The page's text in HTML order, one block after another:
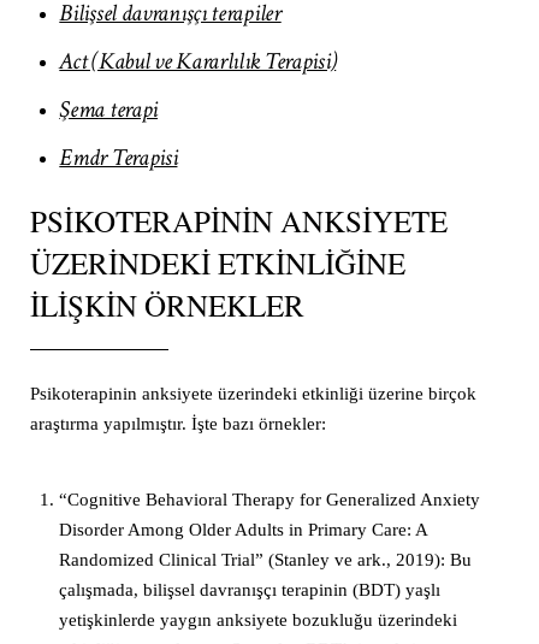
Bilişsel davranışçı terapiler
Act (Kabul ve Kararlılık Terapisi)
Şema terapi
Emdr Terapisi
PSIKOTERAPININ ANKSIYETE
ÜZERINDEKI ETKINLIĞINE
İLIŞKIN ÖRNEKLER
Psikoterapinin anksiyete üzerindeki etkinliği üzerine birçok
araştırma yapılmıştır. İşte bazı örnekler:
“Cognitive Behavioral Therapy for Generalized Anxiety
Disorder Among Older Adults in Primary Care: A
Randomized Clinical Trial” (Stanley ve ark., 2019): Bu
çalışmada, bilişsel davranışçı terapinin (BDT) yaşlı
yetişkinlerde yaygın anksiyete bozukluğu üzerindeki